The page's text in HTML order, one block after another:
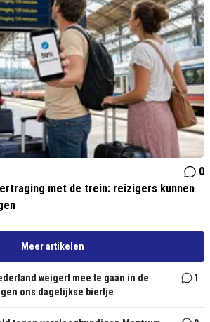
0
met de trein: reizigers kunnen
Meer artikelen
weigert mee te gaan in de
ons dagelijkse biertje
1